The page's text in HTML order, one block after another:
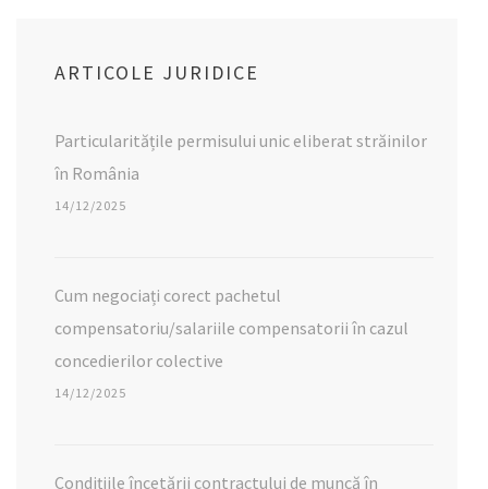
ARTICOLE JURIDICE
Particularitățile permisului unic eliberat străinilor
în România
14/12/2025
Cum negociați corect pachetul
compensatoriu/salariile compensatorii în cazul
concedierilor colective
14/12/2025
Condițiile încetării contractului de muncă în